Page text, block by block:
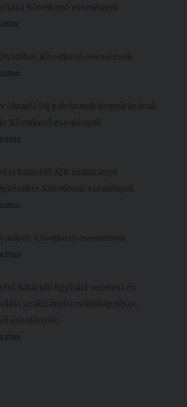
Következő események
Következő események
Oktatói Díj pályázatok benyújtásának
Következő események
határidő ÁJK szakirányú
Következő események
Következő események
határidő Egyházi vezetési és
szakirányú továbbképzésre...
események